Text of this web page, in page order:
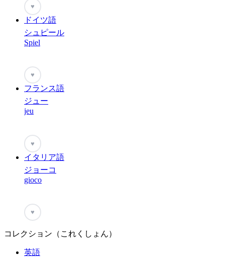
♥
ドイツ語
シュピール
Spiel
♥
フランス語
ジュー
jeu
♥
イタリア語
ジョーコ
gioco
♥
コレクション（これくしょん）
英語